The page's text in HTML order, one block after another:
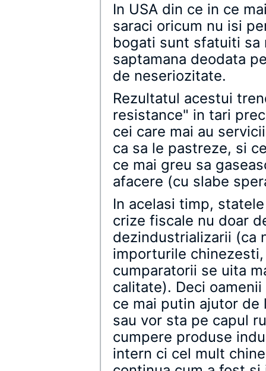
In USA din ce in ce
saraci oricum nu isi
bogati sunt sfatuiti sa
saptamana deodata
de neseriozitate.
Rezultatul acestui
resistance" in tari
cei care mai au
ca sa le pastreze, si
ce mai greu sa
afacere (cu slabe
In acelasi timp,
crize fiscale nu doar
dezindustrializarii (ca
importurile
cumparatorii se uita
calitate). Deci
ce mai putin ajutor
sau vor sta pe capul
cumpere produse
intern ci cel mult